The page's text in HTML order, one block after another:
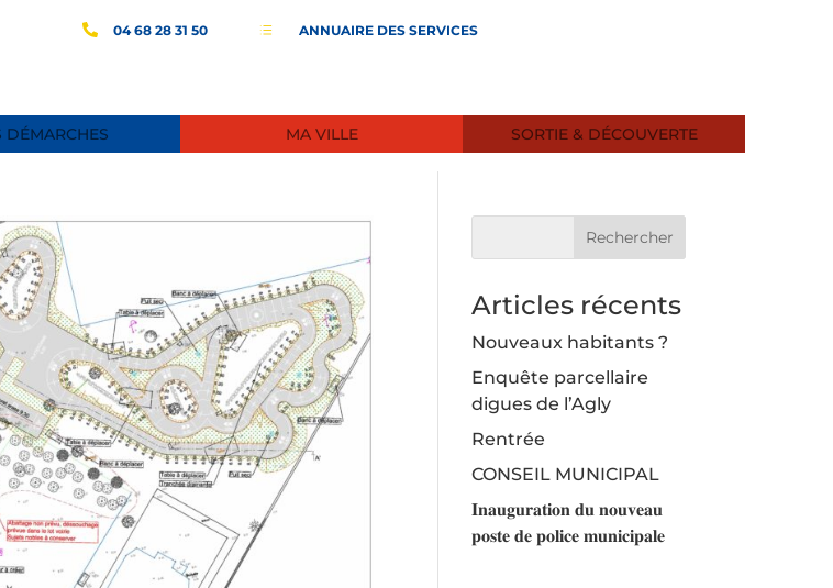
04 68 28 31 50 d ANNUAIRE DES SERVICES
DÉMARCHES MA VILLE SORTIE & DÉCOUVERTE
Articles récents
Nouveaux habitants ?
Enquête parcellaire
digues de l’Agly
Rentrée
CONSEIL MUNICIPAL
𝐈𝐧𝐚𝐮𝐠𝐮𝐫𝐚𝐭𝐢𝐨𝐧 𝐝𝐮 𝐧𝐨𝐮𝐯𝐞𝐚𝐮
𝐩𝐨𝐬𝐭𝐞 𝐝𝐞 𝐩𝐨𝐥𝐢𝐜𝐞 𝐦𝐮𝐧𝐢𝐜𝐢𝐩𝐚𝐥𝐞